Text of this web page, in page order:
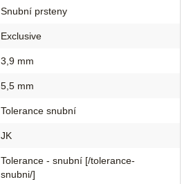
Snubní prsteny
Exclusive
3,9 mm
5,5 mm
Tolerance snubní
JK
Tolerance - snubní [/tolerance-
snubni/]